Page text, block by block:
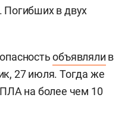
Погибших в двух
объявляли в
27 июля. Тогда же
на более чем 10